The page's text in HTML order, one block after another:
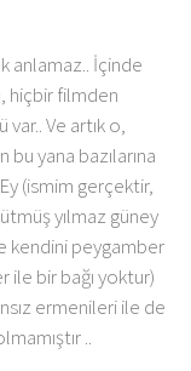
anlamaz.. İçinde
hiçbir filmden
Ve artık o,
bu yana bazılarına
(ismim gerçektir,
yılmaz güney
kendini peygamber
ile bir bağı yoktur)
ermenileri ile de
..